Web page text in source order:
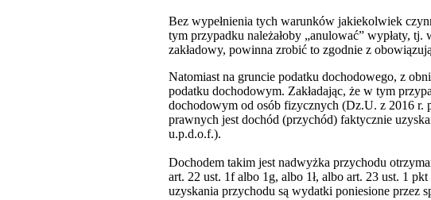
Bez wypełnienia tych warunków jakiekolwiek
tym przypadku należałoby „anulować” wypłaty,
zakładowy, powinna zrobić to zgodnie z
Natomiast na gruncie podatku dochodowego, z
podatku dochodowym. Zakładając, że w tym
dochodowym od osób fizycznych (Dz.U. z 2016 r.
prawnych jest dochód (przychód) faktycznie
u.p.d.o.f.).
Dochodem takim jest nadwyżka przychodu
art. 22 ust. 1f albo 1g, albo 1ł, albo art. 23 ust. 1
uzyskania przychodu są wydatki poniesione przez